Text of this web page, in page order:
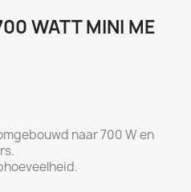
WATT MINI ME
naar 700 W en